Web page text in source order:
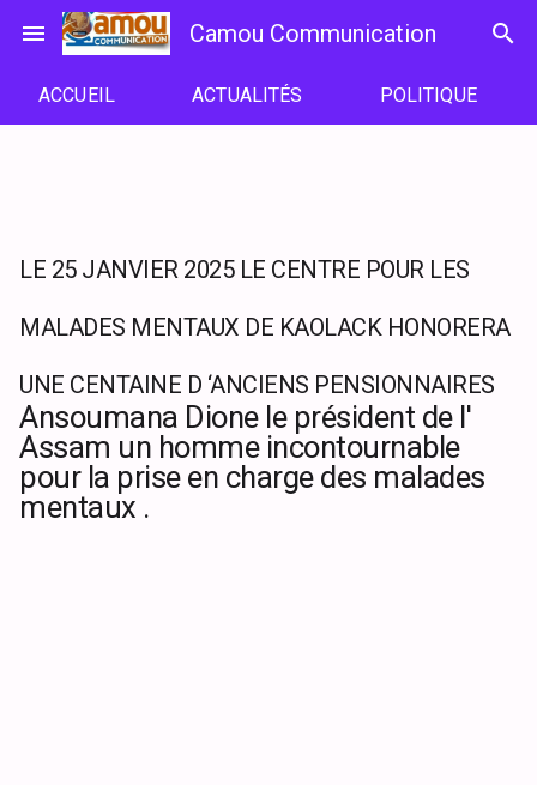
menu Camou Communication search
ACCUEIL ACTUALITÉS POLITIQUE
LE 25 JANVIER 2025 LE CENTRE POUR LES
MALADES MENTAUX DE KAOLACK HONORERA
UNE CENTAINE D ‘ANCIENS PENSIONNAIRES
Ansoumana Dione le président de l'
Assam un homme incontournable
pour la prise en charge des malades
mentaux .